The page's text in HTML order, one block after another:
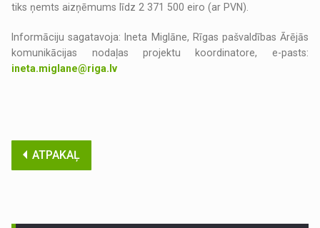
tiks ņemts aizņēmums līdz 2 371 500 eiro (ar PVN).
Informāciju sagatavoja: Ineta Miglāne, Rīgas pašvaldības Ārējās
komunikācijas nodaļas projektu koordinatore, e-pasts:
ineta.miglane@riga.lv
ATPAKAĻ